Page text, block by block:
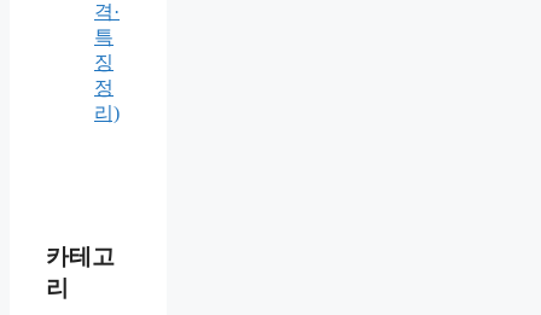
격·
특
징
정
리)
카테고
리